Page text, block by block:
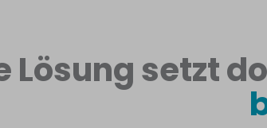
Lösung setzt